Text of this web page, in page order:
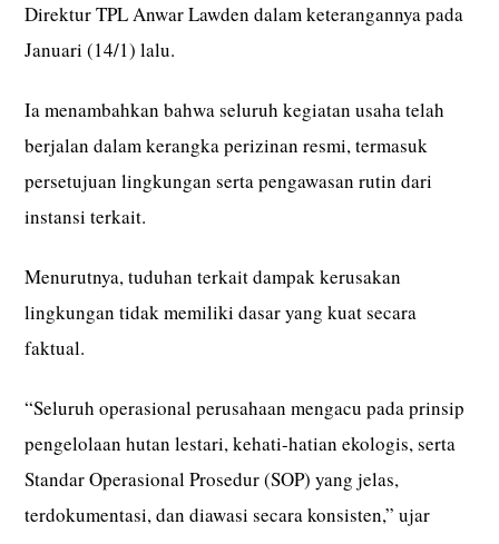
Direktur TPL Anwar Lawden dalam keterangannya pada
Januari (14/1) lalu.
Ia menambahkan bahwa seluruh kegiatan usaha telah
berjalan dalam kerangka perizinan resmi, termasuk
persetujuan lingkungan serta pengawasan rutin dari
instansi terkait.
Menurutnya, tuduhan terkait dampak kerusakan
lingkungan tidak memiliki dasar yang kuat secara
faktual.
“Seluruh operasional perusahaan mengacu pada prinsip
pengelolaan hutan lestari, kehati-hatian ekologis, serta
Standar Operasional Prosedur (SOP) yang jelas,
terdokumentasi, dan diawasi secara konsisten,” ujar